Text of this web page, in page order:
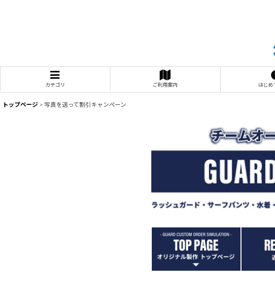
カテゴリ ご利用案内 はじめ
トップページ > 写真を送って割引キャンペーン